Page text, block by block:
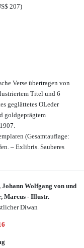
207)
Verse übertragen von
Titel und 6
geglättetes OLeder
goldgeprägtem
(Gesamtauflage:
– Exlibris. Sauberes
Johann Wolfgang von und
Marcus - Illustr.
Diwan